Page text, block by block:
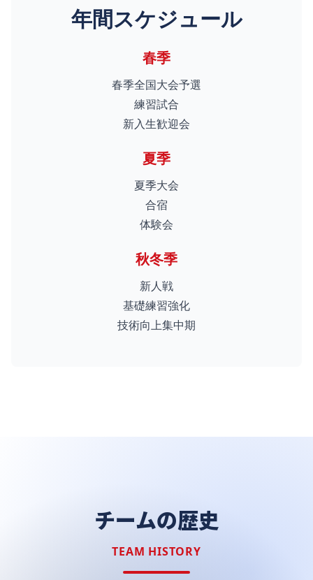
年間スケジュール
春季
春季全国大会予選
練習試合
新入生歓迎会
夏季
夏季大会
合宿
体験会
秋冬季
新人戦
基礎練習強化
技術向上集中期
チームの歴史
TEAM HISTORY